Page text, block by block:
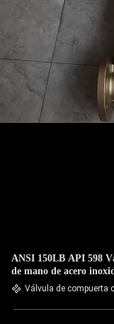
ANSI 150LB API 598
de mano de acero
Válvula de compuerta